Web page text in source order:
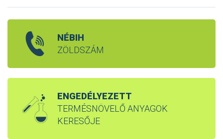
NÉBIH
ZÖLDSZÁM
ENGEDÉLYEZETT
TERMÉSNÖVELŐ ANYAGOK
KERESŐJE